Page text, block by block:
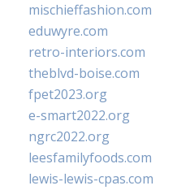
mischieffashion.com
eduwyre.com
retro-interiors.com
theblvd-boise.com
fpet2023.org
e-smart2022.org
ngrc2022.org
leesfamilyfoods.com
lewis-lewis-cpas.com